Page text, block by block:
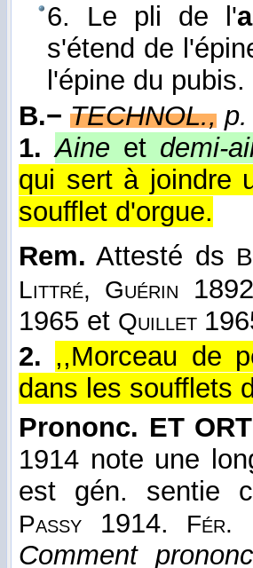
6. Le pli de l'
s'étend de
l'épine du pubis.
B.− TECHNOL.,
1. Aine et demi-
qui sert à joindre
soufflet d'orgue.
Rem. Attesté ds
Littré, Guérin
1965 et Quillet
2. ,,Morceau de
dans les soufflets
Prononc. ET
1914 note une
est gén. sentie
Passy 1914. Fér.
Comment